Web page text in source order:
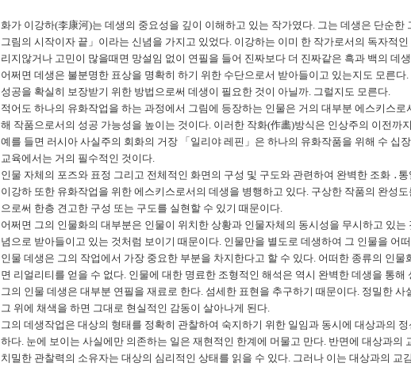
화가 이강하(李康河)는 데생의 중요성을 깊이 이해하고 있는 작가였다. 그는 데생은 단순한
그림의 시작이자 끝 」 이라는 신념을 가지고 있었다. 이강하는 이미 한 작가로서의 독자적
리지않거나 고민이 많을때면 망설임 없이 연필을 들어 진짜보다 더 진짜같은 흑과 백의 데
어쩌면 데생은 불분명한 표상을 명확히 하기 위한 수단으로서 받아들이고 있는지도 모른다.
성공을 확실히 보장받기 위한 방법으로써 데생이 필요한 것이 아닐까. 그럴지도 모른다.
적어도 하나의 유화작업을 하는 과정에서 그림에 등장하는 인물은 거의 대부분 에스키스
해 작품으로서의 성공 가능성을 높이는 것이다. 이러한 작화(作畵)방식은 인상주의 이전까
예를 들면 러시아 사실주의 회화의 거장
「 일리야 레핀 」 은 하나의 유화작품을 위해 수 십
교육에서는 거의 필수적인 것이다.
인물 자체의 포즈와 표정 그리고 전체적인 화면의 구성 및 구도와 관련하여 완벽한 조화 ․
이강하 또한 유화작업을 위한 에스키스로서의 데생을 병행하고 있다. 구상한 작품의 완성
으로써 한층 견고한 구성 또는 구도를 실현할 수 있기 때문이다.
어쩌면 그의 인물화의 대부분은 인물이 위치한 상황과 인물자체의 동시성을 무시하고 있는
념으로 받아들이고 있는 것처럼 보이기 때문이다. 인물만을 별도로 데생하여 그 인물을 어
인물 데생은 그의 작업에서 가장 중요한 부분을 차지한다고 할 수 있다. 어떠한 종류의 인물
면 리얼리티를 얻을 수 없다. 인물에 대한 명료한 조형적인 해석은 역시 완벽한 데생을 통해
그의 인물 데생은 대부분 연필을 재료로 한다. 섬세한 표현을 추구하기 때문이다. 정밀한 사
그 위에 채색을 하면 그대로 현실적인 감동이 살아나게 된다.
그의 데생작업은 대상의 형태를 정확히 관찰하여 숙지하기 위한 일임과 동시에 대상과의
하다. 눈에 보이는 사실에만 의존하는 일은 재현적인 한계에 머물고 만다. 반면에 대상과의
치밀한 관찰력의 소유자는 대상의 심리적인 상태를 읽을 수 있다. 그러나 이는 대상과의 교